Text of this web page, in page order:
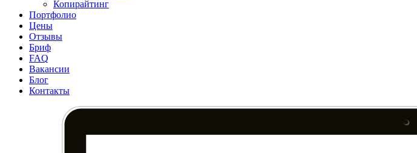
Копирайтинг
Портфолио
Цены
Отзывы
Бриф
FAQ
Вакансии
Блог
Контакты